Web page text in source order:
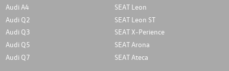
Audi A4
Audi Q2
Audi Q3
Audi Q5
Audi Q7
SEAT Leon
SEAT Leon ST
SEAT X-Perience
SEAT Arona
SEAT Ateca